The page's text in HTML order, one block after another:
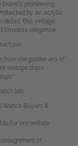
pioneering
by an acrylic
detail, this vintage
timeless elegance.
from the golden era of
vintage dress
lab.
Watch Buyers &
for immediate
of